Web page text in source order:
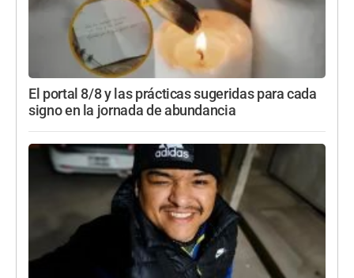
El portal 8/8 y las prácticas sugeridas para cada
signo en la jornada de abundancia